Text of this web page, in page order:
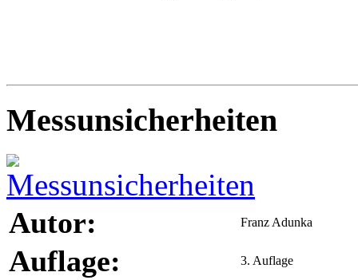
Messunsicherheiten
Autor: Franz Adunka
Auflage: 3. Auflage